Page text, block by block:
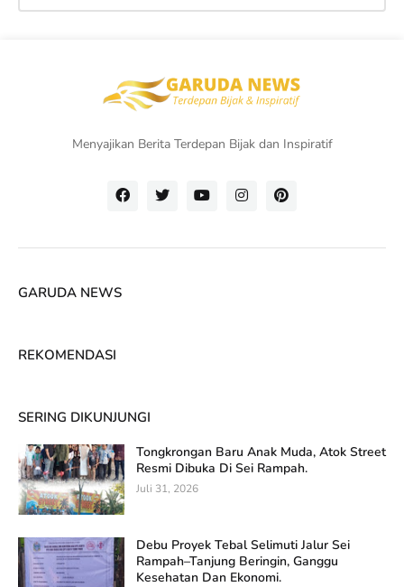
Menyajikan Berita Terdepan Bijak dan Inspiratif
GARUDA NEWS
REKOMENDASI
SERING DIKUNJUNGI
Tongkrongan Baru Anak Muda, Atok Street
Resmi Dibuka Di Sei Rampah.
Juli 31, 2026
Debu Proyek Tebal Selimuti Jalur Sei
Rampah–Tanjung Beringin, Ganggu
Kesehatan Dan Ekonomi.